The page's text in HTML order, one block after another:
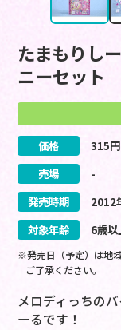
たまもりし
ニーセット
価格 315
売場
-
発売時期
2012
対象年齢
6歳以
※発売日（予定）は地
ご了承ください。
メロディっちの
ーるです！